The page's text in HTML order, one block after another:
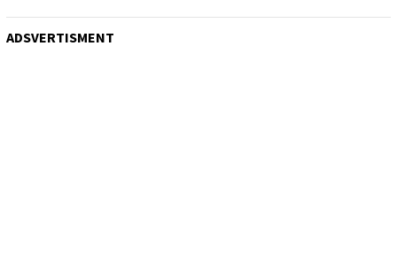
ADSVERTISMENT